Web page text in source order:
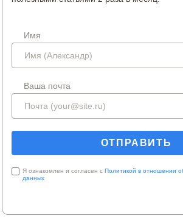
Имя
Ваша почта
Я ознакомлен и согласен с Политикой в отношении
данных